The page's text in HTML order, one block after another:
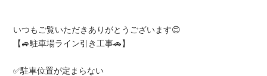
いつもご覧いただきありがとうございます😊
【🚙駐車場ライン引き工事🚗】
✅駐車位置が定まらない